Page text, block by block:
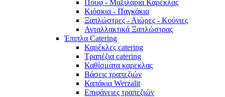
Πουφ - Μαξιλάρια Καρέκλας
Κιόσκια - Παγκάκια
Ξαπλώστρες - Αιώρες - Κούνιες
Ανταλλακτικά Ξαπλώστρας
Έπιπλα Catering
Καρέκλες catering
Τραπέζια catering
Καθίσματα καρεκλας
Βάσεις τραπεζιών
Καπάκια Werzalit
Επιφάνειες τραπεζιών